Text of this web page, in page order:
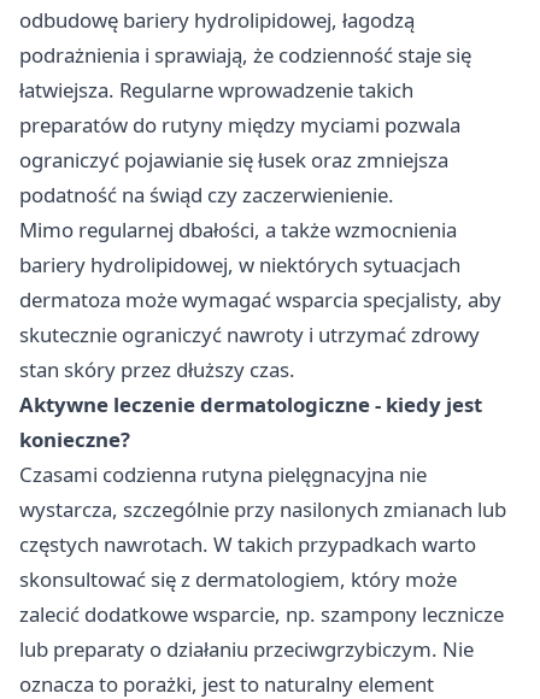
odbudowę bariery hydrolipidowej, łagodzą
podrażnienia i sprawiają, że codzienność staje się
łatwiejsza. Regularne wprowadzenie takich
preparatów do rutyny między myciami pozwala
ograniczyć pojawianie się łusek oraz zmniejsza
podatność na świąd czy zaczerwienienie.
Mimo regularnej dbałości, a także wzmocnienia
bariery hydrolipidowej, w niektórych sytuacjach
dermatoza może wymagać wsparcia specjalisty, aby
skutecznie ograniczyć nawroty i utrzymać zdrowy
stan skóry przez dłuższy czas.
Aktywne leczenie dermatologiczne - kiedy jest
konieczne?
Czasami codzienna rutyna pielęgnacyjna nie
wystarcza, szczególnie przy nasilonych zmianach lub
częstych nawrotach. W takich przypadkach warto
skonsultować się z dermatologiem, który może
zalecić dodatkowe wsparcie, np. szampony lecznicze
lub preparaty o działaniu przeciwgrzybiczym. Nie
oznacza to porażki, jest to naturalny element